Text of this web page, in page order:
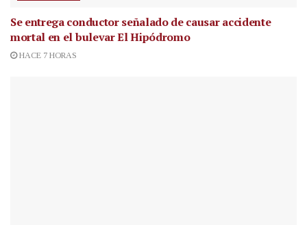
Se entrega conductor señalado de causar accidente
mortal en el bulevar El Hipódromo
HACE 7 HORAS